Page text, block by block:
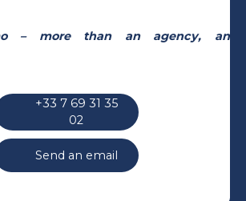
– more than an agency, an
+33 7 69 31 35
02
Send an email